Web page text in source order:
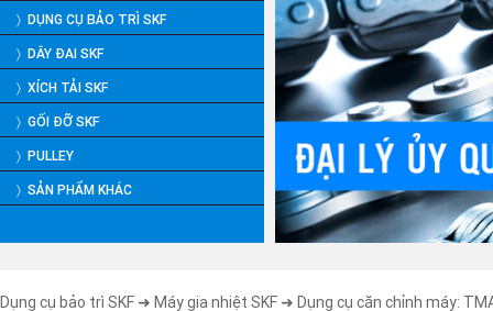
〉 DỤNG CỤ BẢO TRÌ SKF
〉 DÂY ĐAI SKF
〉 XÍCH TẢI SKF
〉 GỐI ĐỠ SKF
〉 PULLEY
〉 SẢN PHẨM KHÁC
Dụng cụ bảo trì SKF ➜ Máy gia nhiệt SKF ➜ Dụng cụ căn chỉnh máy: